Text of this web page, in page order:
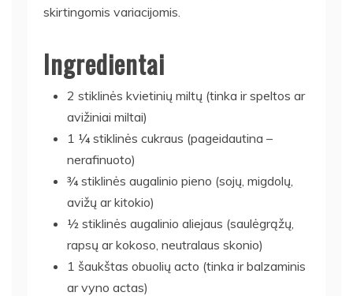
skirtingomis variacijomis.
Ingredientai
2 stiklinės kvietinių miltų (tinka ir speltos ar
avižiniai miltai)
1 ¼ stiklinės cukraus (pageidautina –
nerafinuoto)
¾ stiklinės augalinio pieno (sojų, migdolų,
avižų ar kitokio)
½ stiklinės augalinio aliejaus (saulėgrąžų,
rapsų ar kokoso, neutralaus skonio)
1 šaukštas obuolių acto (tinka ir balzaminis
ar vyno actas)